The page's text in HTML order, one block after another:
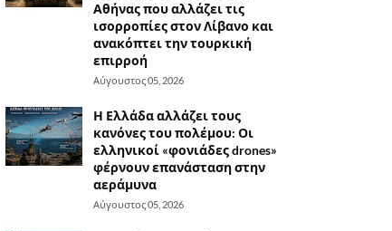
Αθήνας που αλλάζει τις
ισορροπίες στον Λίβανο και
ανακόπτει την τουρκική
επιρροή
Αύγουστος 05, 2026
Η Ελλάδα αλλάζει τους
κανόνες του πολέμου: Οι
ελληνικοί «φονιάδες drones»
φέρνουν επανάσταση στην
αεράμυνα
Αύγουστος 05, 2026